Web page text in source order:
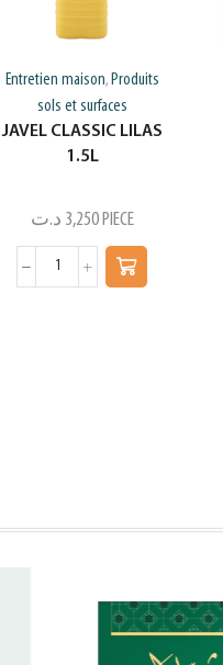
Entretien maison, Produits
sols et surfaces
JAVEL CLASSIC LILAS
1.5L
3,250 د.ت PIECE